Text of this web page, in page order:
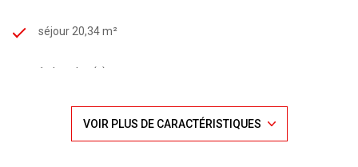
séjour 20,34 m²
1 chambre(s)
VOIR PLUS DE CARACTÉRISTIQUES